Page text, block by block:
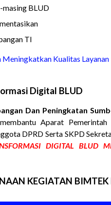
BLUD
TI
Kualitas
Digital BLUD
Dan Peningkatan
Aparat
DPRD Serta SKPD
DIGITAL BLUD
KEGIATAN